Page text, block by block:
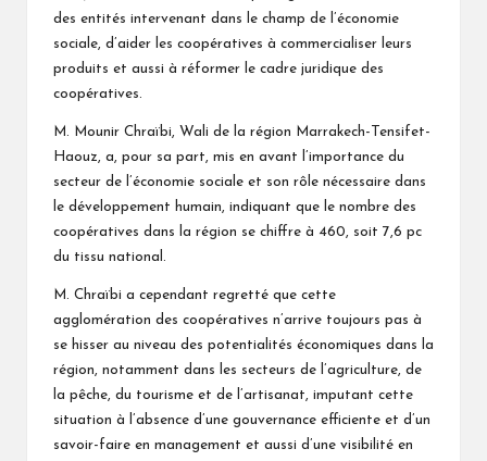
des entités intervenant dans le champ de l’économie
sociale, d’aider les coopératives à commercialiser leurs
produits et aussi à réformer le cadre juridique des
coopératives.
M. Mounir Chraïbi, Wali de la région Marrakech-Tensifet-
Haouz, a, pour sa part, mis en avant l’importance du
secteur de l’économie sociale et son rôle nécessaire dans
le développement humain, indiquant que le nombre des
coopératives dans la région se chiffre à 460, soit 7,6 pc
du tissu national.
M. Chraïbi a cependant regretté que cette
agglomération des coopératives n’arrive toujours pas à
se hisser au niveau des potentialités économiques dans la
région, notamment dans les secteurs de l’agriculture, de
la pêche, du tourisme et de l’artisanat, imputant cette
situation à l’absence d’une gouvernance efficiente et d’un
savoir-faire en management et aussi d’une visibilité en